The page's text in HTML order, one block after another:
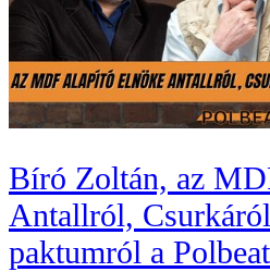
Bíró Zoltán, az
Antallról,
paktumról a